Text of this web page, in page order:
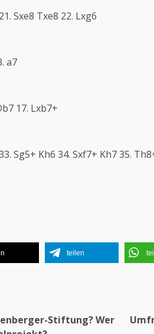
Sxe8 Txe8 22. Lxg6
a7
17. Lxb7+
Sg5+ Kh6 34. Sxf7+ Kh7 35.
teilen
Stiftung? Wer